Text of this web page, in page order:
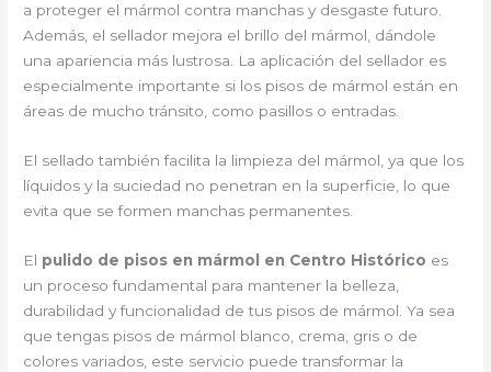
a proteger el mármol contra manchas y desgaste futuro.
Además, el sellador mejora el brillo del mármol, dándole
una apariencia más lustrosa. La aplicación del sellador es
especialmente importante si los pisos de mármol están en
áreas de mucho tránsito, como pasillos o entradas.
El sellado también facilita la limpieza del mármol, ya que los
líquidos y la suciedad no penetran en la superficie, lo que
evita que se formen manchas permanentes.
El pulido de pisos en mármol en Centro Histórico es
un proceso fundamental para mantener la belleza,
durabilidad y funcionalidad de tus pisos de mármol. Ya sea
que tengas pisos de mármol blanco, crema, gris o de
colores variados, este servicio puede transformar la